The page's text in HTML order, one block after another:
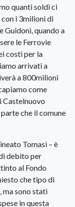
quanti soldi ci
con i 3milioni di
Guidoni, quando a
le Ferrovie
costi per la
arrivati a
a 800milioni
come
Castelnuovo
parte che il comune
Tomasi – è
debito per
al Fondo
che tipo di
ma sono stati
in questa